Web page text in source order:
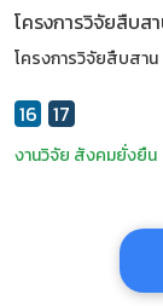
โครงการวิจัยสืบส
โครงการวิจัยสืบสา
16 17
งานวิจัย สังคมยั่งยืน